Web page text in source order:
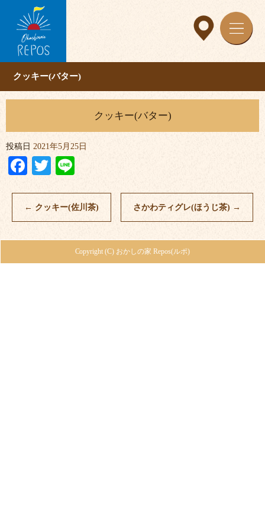
クッキー(バター)
クッキー(バター)
投稿日 2021年5月25日
Facebook
Twitter
← クッキー(佐川茶) さかわティグレ(ほうじ茶) →
Copyright (C) おかしの家 Repos(ルポ)